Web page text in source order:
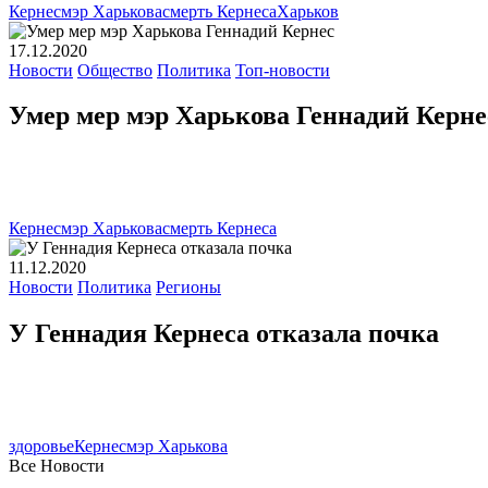
Кернесмэр Харьковасмерть КернесаХарьков
17.12.2020
Новости Общество Политика Топ-новости
Умер мер мэр Харькова Геннадий
Кернесмэр Харьковасмерть Кернеса
11.12.2020
Новости Политика Регионы
У Геннадия Кернеса отказала почка
здоровьеКернесмэр Харькова
Все Новости